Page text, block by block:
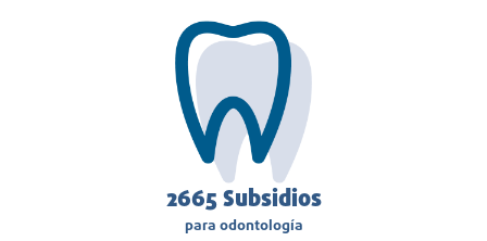
3040Subsidios
para odontología